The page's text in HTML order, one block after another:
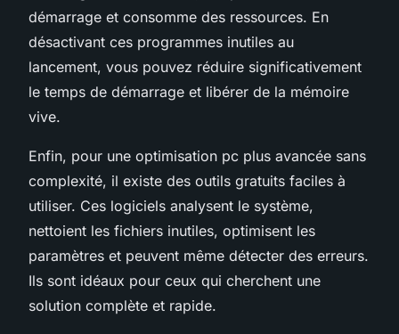
démarrage et consomme des ressources. En
désactivant ces programmes inutiles au
lancement, vous pouvez réduire significativement
le temps de démarrage et libérer de la mémoire
vive.
Enfin, pour une optimisation pc plus avancée sans
complexité, il existe des outils gratuits faciles à
utiliser. Ces logiciels analysent le système,
nettoient les fichiers inutiles, optimisent les
paramètres et peuvent même détecter des erreurs.
Ils sont idéaux pour ceux qui cherchent une
solution complète et rapide.